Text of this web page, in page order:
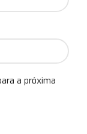
a próxima